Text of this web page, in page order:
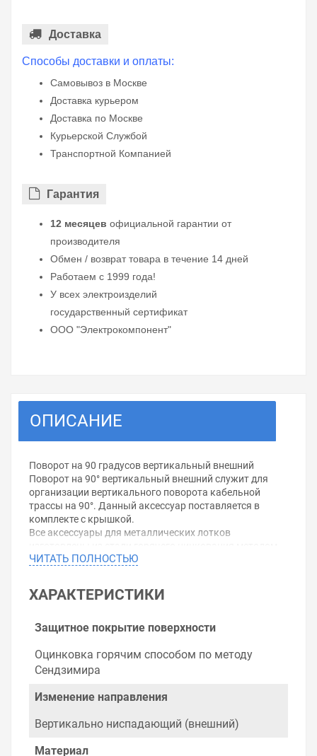
Доставка
Способы доставки и оплаты:
Самовывоз в Москве
Доставка курьером
Доставка по Москве
Курьерской Службой
Транспортной Компанией
Гарантия
12 месяцев официальной гарантии от
производителя
Обмен / возврат товара в течение 14 дней
Работаем с 1999 года!
У всех электроизделий
государственный сертификат
ООО "Электрокомпонент"
ОПИСАНИЕ
Поворот на 90 градусов вертикальный внешний
Поворот на 90° вертикальный внешний служит для
организации вертикального поворота кабельной
трассы на 90°. Данный аксессуар поставляется в
комплекте с крышкой.
Все аксессуары для металлических лотков
Сендзимира (защитный слой цинка 10-20
Ширина: 50мм
Угол отклонения: 90°
Обращаем Ваше внимание, что размещенная на
является офертой, наличие и стоимость оборудования
удовольствием помогут Вам в выборе оборудования и
ЧИТАТЬ ПОЛНОСТЬЮ
ХАРАКТЕРИСТИКИ
Защитное покрытие поверхности
Оцинковка горячим способом по методу
Сендзимира
Изменение направления
Вертикально ниспадающий (внешний)
Материал